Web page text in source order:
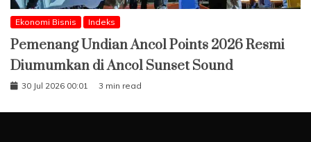
Ekonomi Bisnis Indeks
Pemenang Undian Ancol Points 2026 Resmi
Diumumkan di Ancol Sunset Sound
30 Jul 2026 00:01 3 min read